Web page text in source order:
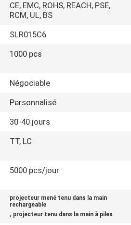
CE, EMC, ROHS, REACH, PSE,
RCM, UL, BS
SLR015C6
1000 pcs
Négociable
Personnalisé
30-40 jours
TT, LC
5000 pcs/jour
projecteur mené tenu dans la main
rechargeable
, projecteur tenu dans la main à piles